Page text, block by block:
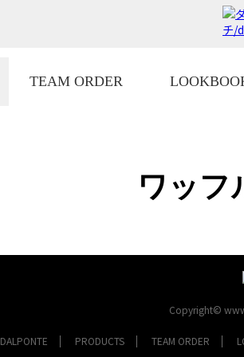
TEAM ORDER
ワッフ
Copyright©
DALPONTE PRODUCTS TEAM ORDER